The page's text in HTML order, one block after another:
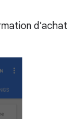
d'achat